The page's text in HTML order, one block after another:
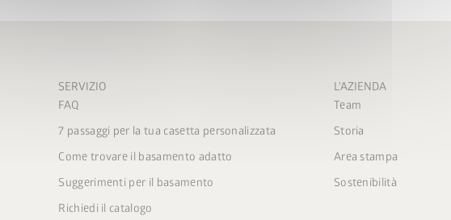
SERVIZIO
FAQ
7 passaggi per la tua casetta personalizzata
Come trovare il basamento adatto
Suggerimenti per il basamento
Richiedi il catalogo
L'AZIENDA
Team
Storia
Area stampa
Sostenibilità